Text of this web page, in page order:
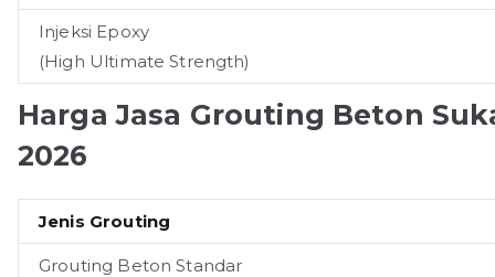
Injeksi Epoxy
(High Ultimate Strength)
Harga Jasa Grouting Beton
2026
Jenis Grouting
Grouting Beton Standar